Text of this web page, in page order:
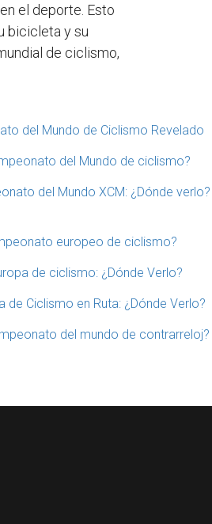
el deporte. Esto
bicicleta y su
de ciclismo,
del Mundo de Ciclismo Revelado
del Mundo de ciclismo?
del Mundo XCM: ¿Dónde verlo?
europeo de ciclismo?
de ciclismo: ¿Dónde Verlo?
de Ciclismo en Ruta: ¿Dónde Verlo?
del mundo de contrarreloj?